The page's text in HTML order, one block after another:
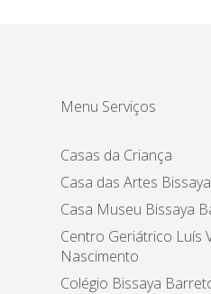
Menu Serviços
Casas da Criança
Casa das Artes
Casa Museu Bissaya
Centro Geriátrico Luís
Nascimento
Colégio Bissaya